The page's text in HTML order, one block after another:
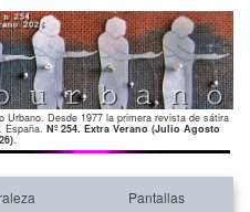
Urbano. Desde 1977 la primera revista de sátira
España. Nº 254. Extra Verano (Julio Agosto
.
Pantallas